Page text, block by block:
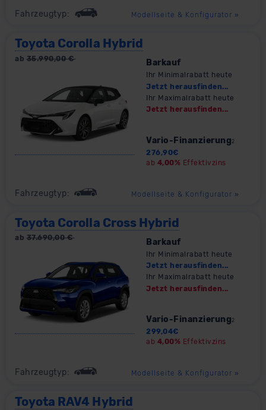
Fahrzeugtyp: Modellseite & Konfigurator »
Toyota Corolla Hybrid
ab 35.990,00€ Barkauf
Ihr Minimalrabatt heute
Jetzt herausfinden...
Ihr Maximalrabatt heute
Jetzt herausfinden...
Vario-Finanzierung 2
276,90€
ab 4,00% Effektivzins
Fahrzeugtyp: Modellseite & Konfigurator »
Toyota Corolla Cross Hybrid
ab 37.690,00€ Barkauf
Ihr Minimalrabatt heute
Jetzt herausfinden...
Ihr Maximalrabatt heute
Jetzt herausfinden...
Vario-Finanzierung2
299,04€
ab 4,00% Effektivzins
Fahrzeugtyp: Modellseite & Konfigurator »
Toyota RAV4 Hybrid